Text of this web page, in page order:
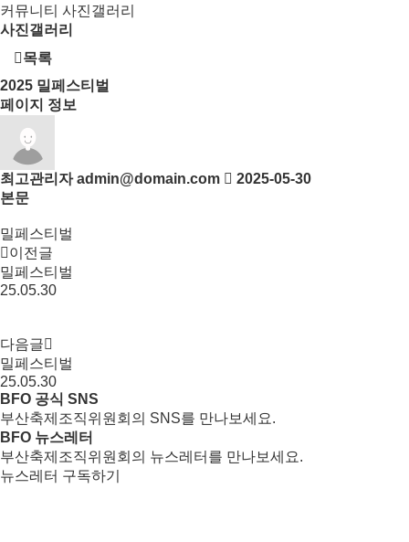
커뮤니티 사진갤러리
사진갤러리
목록
2025 밀페스티벌
페이지 정보
최고관리자 admin@domain.com
2025-05-30
본문
밀페스티벌
이전글
밀페스티벌
25.05.30
다음글
밀페스티벌
25.05.30
BFO 공식 SNS
부산축제조직위원회의 SNS를 만나보세요.
BFO 뉴스레터
부산축제조직위원회의 뉴스레터를 만나보세요.
뉴스레터 구독하기